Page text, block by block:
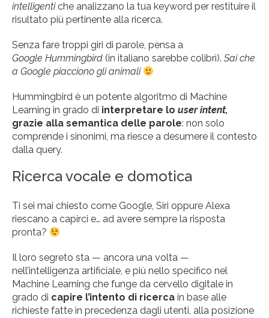
intelligentiche analizzano la tua keyword per restituire il
risultato più pertinente alla ricerca.
Senza fare troppi giri di parole, pensa a
Google Hummingbird (in italiano sarebbe colibrì). Sai che
a Google piacciono gli animali
Hummingbird è un potente algoritmo di Machine
Learning in grado di interpretare lo user intent,
grazie alla semantica delle parole: non solo
comprende i sinonimi, ma riesce a desumere il contesto
dalla query.
Ricerca vocale e domotica
Ti sei mai chiesto come Google, Siri oppure Alexa
riescano a capirci e… ad avere sempre la risposta
pronta?
Il loro segreto sta — ancora una volta —
nell’intelligenza artificiale, e più nello specifico nel
Machine Learning che funge da cervello digitale in
grado di capire l’intento di ricerca in base alle
richieste fatte in precedenza dagli utenti, alla posizione